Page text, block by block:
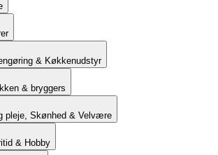
& Køkkenudstyr
& bryggers
pleje, Skønhed & Velvære
& Hobby